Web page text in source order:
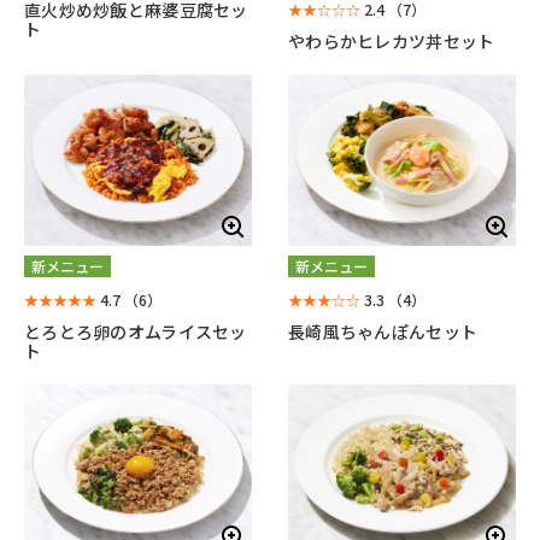
直火炒め炒飯と麻婆豆腐セッ
ト
★★☆☆☆ 2.4 （7）
やわらかヒレカツ丼セット
新メニュー
★★★★★4.7 （6）
とろとろ卵のオムライスセッ
ト
新メニュー
★★★☆☆3.3 （4）
長崎風ちゃんぽんセット